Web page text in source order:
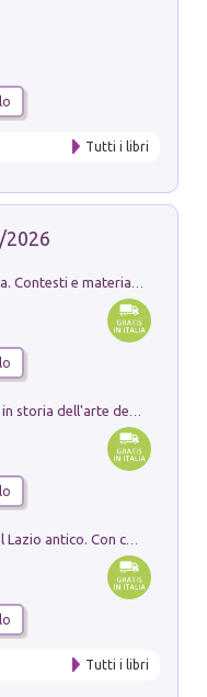
Tutti i libri
Tutti i libri